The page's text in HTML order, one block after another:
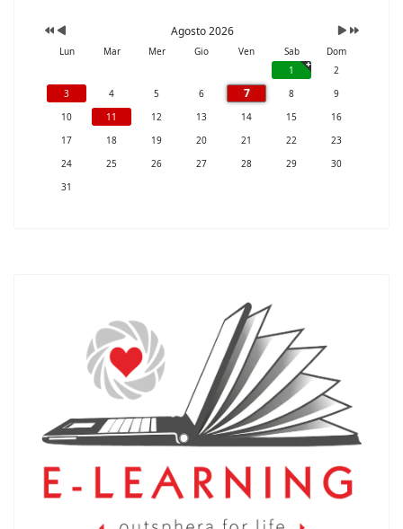
Agosto 2026
Lun Mar Mer Gio Ven Sab
Dom
1
2
3
4 5 6 7 8
9
10
11 12 13 14 15
16
17
18 19 20 21 22
23
24
25 26 27 28 29
30
31